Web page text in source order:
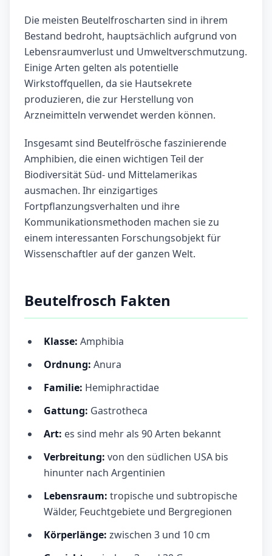
Die meisten Beutelfroscharten sind in ihrem
Bestand bedroht, hauptsächlich aufgrund von
Lebensraumverlust und Umweltverschmutzung.
Einige Arten gelten als potentielle
Wirkstoffquellen, da sie Hautsekrete
produzieren, die zur Herstellung von
Arzneimitteln verwendet werden können.
Insgesamt sind Beutelfrösche faszinierende
Amphibien, die einen wichtigen Teil der
Biodiversität Süd- und Mittelamerikas
ausmachen. Ihr einzigartiges
Fortpflanzungsverhalten und ihre
Kommunikationsmethoden machen sie zu
einem interessanten Forschungsobjekt für
Wissenschaftler auf der ganzen Welt.
Beutelfrosch Fakten
Klasse: Amphibia
Ordnung: Anura
Familie: Hemiphractidae
Gattung: Gastrotheca
Art: es sind mehr als 90 Arten bekannt
Verbreitung: von den südlichen USA bis
hinunter nach Argentinien
Lebensraum: tropische und subtropische
Wälder, Feuchtgebiete und Bergregionen
Körperlänge: zwischen 3 und 10 cm